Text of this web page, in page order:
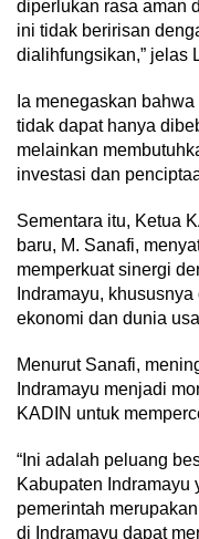
diperlukan rasa aman
ini tidak beririsan
dialihfungsikan,” jelas
Ia menegaskan
tidak dapat hanya
melainkan
investasi dan
Sementara itu, Ketua
baru, M. Sanafi,
memperkuat sinergi
Indramayu,
ekonomi dan dunia
Menurut Sanafi,
Indramayu menjadi
KADIN untuk
“Ini adalah peluang
Kabupaten Indramayu
pemerintah
di Indramayu dapat